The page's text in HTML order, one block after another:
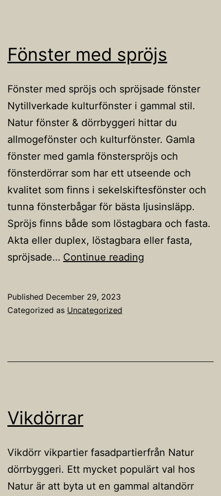
Fönster med spröjs
Fönster med spröjs och spröjsade fönster
Nytillverkade kulturfönster i gammal stil.
Natur fönster & dörrbyggeri hittar du
allmogefönster och kulturfönster. Gamla
fönster med gamla fönsterspröjs och
fönsterdörrar som har ett utseende och
kvalitet som finns i sekelskiftesfönster och
tunna fönsterbågar för bästa ljusinsläpp.
Spröjs finns både som löstagbara och fasta.
Akta eller duplex, löstagbara eller fasta,
spröjsade… Continue reading
Published December 29, 2023
Categorized as Uncategorized
Vikdörrar
Vikdörr vikpartier fasadpartierfrån Natur
dörrbyggeri. Ett mycket populärt val hos
Natur är att byta ut en gammal altandörr